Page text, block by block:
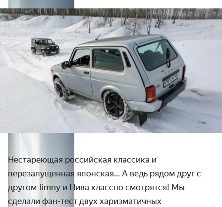
Нестареющая российская классика и
перезапущенная японская... А ведь рядом друг с
другом Jimny и Нива классно смотрятся! Мы
сделали фан-тест двух харизматичных